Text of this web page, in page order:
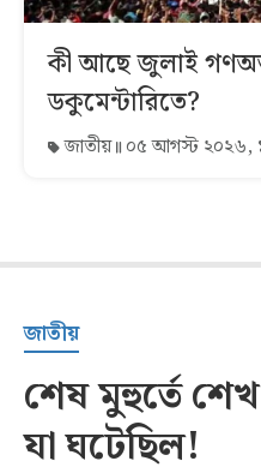
কী আছে জুলাই
ডকুমেন্টারিতে?
জাতীয় ০৫ আগস্ট ২০২৬,
জাতীয়
শেষ মুহুর্তে
যা ঘটেছিল!